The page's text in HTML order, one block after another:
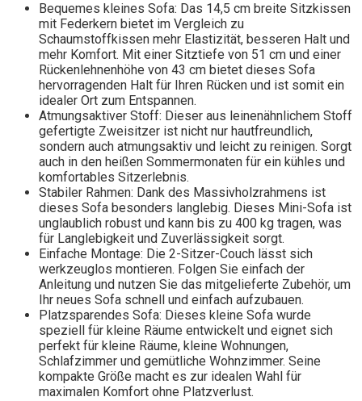
Bequemes kleines Sofa: Das 14,5 cm breite Sitzkissen
mit Federkern bietet im Vergleich zu
Schaumstoffkissen mehr Elastizität, besseren Halt und
mehr Komfort. Mit einer Sitztiefe von 51 cm und einer
Rückenlehnenhöhe von 43 cm bietet dieses Sofa
hervorragenden Halt für Ihren Rücken und ist somit ein
idealer Ort zum Entspannen.
Atmungsaktiver Stoff: Dieser aus leinenähnlichem Stoff
gefertigte Zweisitzer ist nicht nur hautfreundlich,
sondern auch atmungsaktiv und leicht zu reinigen. Sorgt
auch in den heißen Sommermonaten für ein kühles und
komfortables Sitzerlebnis.
Stabiler Rahmen: Dank des Massivholzrahmens ist
dieses Sofa besonders langlebig. Dieses Mini-Sofa ist
unglaublich robust und kann bis zu 400 kg tragen, was
für Langlebigkeit und Zuverlässigkeit sorgt.
Einfache Montage: Die 2-Sitzer-Couch lässt sich
werkzeuglos montieren. Folgen Sie einfach der
Anleitung und nutzen Sie das mitgelieferte Zubehör, um
Ihr neues Sofa schnell und einfach aufzubauen.
Platzsparendes Sofa: Dieses kleine Sofa wurde
speziell für kleine Räume entwickelt und eignet sich
perfekt für kleine Räume, kleine Wohnungen,
Schlafzimmer und gemütliche Wohnzimmer. Seine
kompakte Größe macht es zur idealen Wahl für
maximalen Komfort ohne Platzverlust.